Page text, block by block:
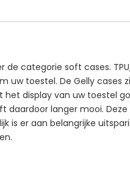
categorie soft cases.
toestel. De Gelly cases
display van uw toestel
langer mooi.
is er aan belangrijke